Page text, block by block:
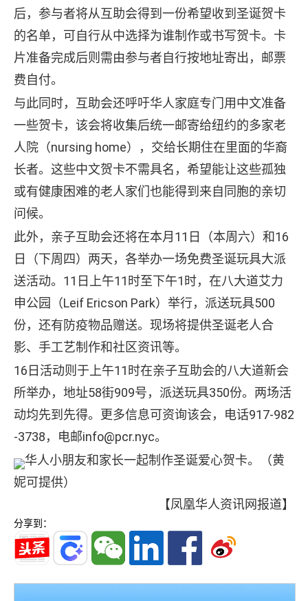
后，参与者将从互助会得到一份希望收到圣诞贺卡
的名单，可自行从中选择为谁制作或书写贺卡。卡
片准备完成后则需由参与者自行按地址寄出，邮票
费自付。
与此同时，互助会还呼吁华人家庭专门用中文准备
一些贺卡，该会将收集后统一邮寄给纽约的多家老
人院（nursing home），交给长期住在里面的华裔
长者。这些中文贺卡不需具名，希望能让这些孤独
或有健康困难的老人家们也能得到来自同胞的亲切
问候。
此外，亲子互助会还将在本月11日（本周六）和16
日（下周四）两天，各举办一场免费圣诞玩具大派
送活动。11日上午11时至下午1时，在八大道艾力
申公园（Leif Ericson Park）举行，派送玩具500
份，还有防疫物品赠送。现场将提供圣诞老人合
影、手工艺制作和社区资讯等。
16日活动则于上午11时在亲子互助会的八大道新会
所举办，地址58街909号，派送玩具350份。两场活
动均先到先得。更多信息可资询该会，电话917-982
-3738，电邮info@pcr.nyc。
华人小朋友和家长一起制作圣诞爱心贺卡。（黄
妮可提供）
【凤凰华人资讯网报道】
分享到：